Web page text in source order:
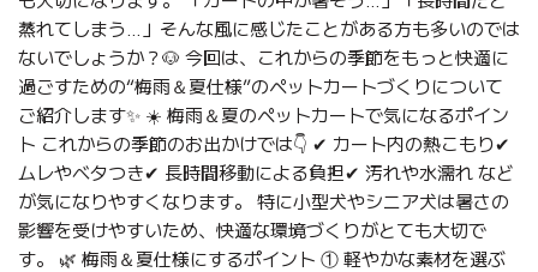
蒸れてしまう…」そんな風に感じたことがある方も多いのでは
ないでしょうか？🐶 今回は、これからの季節をもっと快適に
過ごすための“梅雨＆夏仕様”のペットカートづくりについて
ご紹介します✨ ☀️ 梅雨＆夏のペットカートで気になるポイン
ト これからの季節のお出かけでは👇 ✔ カート内の熱こもり✔
ムレやベタつき✔ 長時間移動による負担✔ 汚れや水濡れ など
が気になりやすくなります。 特に小型犬やシニア犬は暑さの
影響を受けやすいため、快適な環境づくりがとても大切で
す。 🌿 梅雨＆夏仕様にするポイント ① 軽やかな素材を選ぶ